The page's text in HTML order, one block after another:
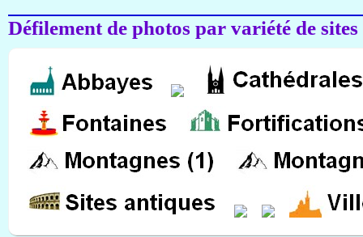
Défilement de photos par variété de